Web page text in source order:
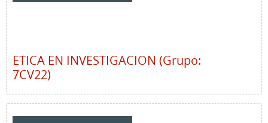
ETICA EN INVESTIGACION (Grupo:
7CV22)